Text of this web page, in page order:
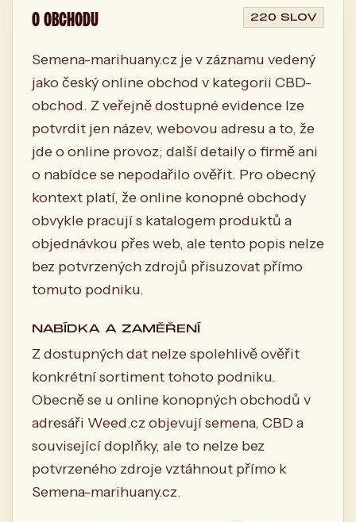
O OBCHODU 220 SLOV
Semena-marihuany.cz je v záznamu vedený
jako český online obchod v kategorii CBD-
obchod. Z veřejně dostupné evidence lze
potvrdit jen název, webovou adresu a to, že
jde o online provoz; další detaily o firmě ani
o nabídce se nepodařilo ověřit. Pro obecný
kontext platí, že online konopné obchody
obvykle pracují s katalogem produktů a
objednávkou přes web, ale tento popis nelze
bez potvrzených zdrojů přisuzovat přímo
tomuto podniku.
NABÍDKA A ZAMĚŘENÍ
Z dostupných dat nelze spolehlivě ověřit
konkrétní sortiment tohoto podniku.
Obecně se u online konopných obchodů v
adresáři Weed.cz objevují semena, CBD a
související doplňky, ale to nelze bez
potvrzeného zdroje vztáhnout přímo k
Semena-marihuany.cz.